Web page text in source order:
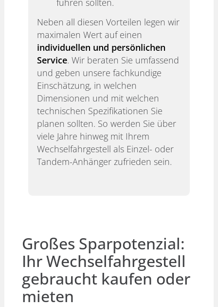
führen sollten.
Neben all diesen Vorteilen legen wir
maximalen Wert auf einen
individuellen und persönlichen
Service. Wir beraten Sie umfassend
und geben unsere fachkundige
Einschätzung, in welchen
Dimensionen und mit welchen
technischen Spezifikationen Sie
planen sollten. So werden Sie über
viele Jahre hinweg mit Ihrem
Wechselfahrgestell als Einzel- oder
Tandem-Anhänger zufrieden sein.
Großes Sparpotenzial:
Ihr Wechselfahrgestell
gebraucht kaufen oder
mieten